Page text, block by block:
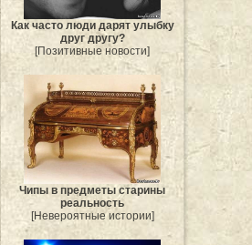
Как часто люди дарят улыбку
друг другу?
[Позитивные новости]
Чипы в предметы старины
реальность
[Невероятные истории]